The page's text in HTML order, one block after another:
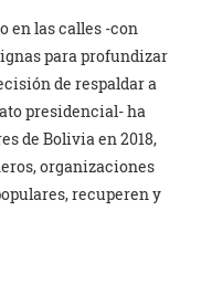
en las calles -con
para profundizar
de respaldar a
presidencial- ha
de Bolivia en 2018,
organizaciones
recuperen y